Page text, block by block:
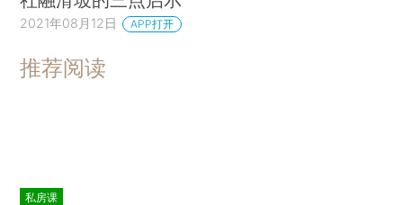
2021年08月12日 APP打开
推荐阅读
私房课